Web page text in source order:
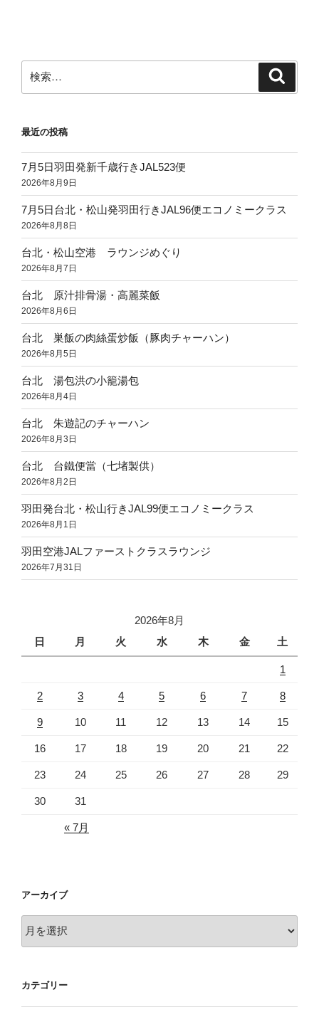
ン
索:
最近の投稿
7月5日羽田発新千歳行きJAL523便
2026年8月9日
7月5日台北・松山発羽田行きJAL96便エコノミークラス
2026年8月8日
台北・松山空港 ラウンジめぐり
2026年8月7日
台北 原汁排骨湯・高麗菜飯
2026年8月6日
台北 巣飯の肉絲蛋炒飯（豚肉チャーハン）
2026年8月5日
台北 湯包洪の小籠湯包
2026年8月4日
台北 朱遊記のチャーハン
2026年8月3日
台北 台鐵便當（七堵製供）
2026年8月2日
羽田発台北・松山行きJAL99便エコノミークラス
2026年8月1日
羽田空港JALファーストクラスラウンジ
2026年7月31日
2026年8月
日
月 火 水 木 金 土
1
2 3 4 5 6 7 8
9 10 11 12 13 14 15
16 17 18 19 20 21 22
23 24 25 26 27 28 29
30 31
« 7月
アーカイブ
ー
ブ
カテゴリー